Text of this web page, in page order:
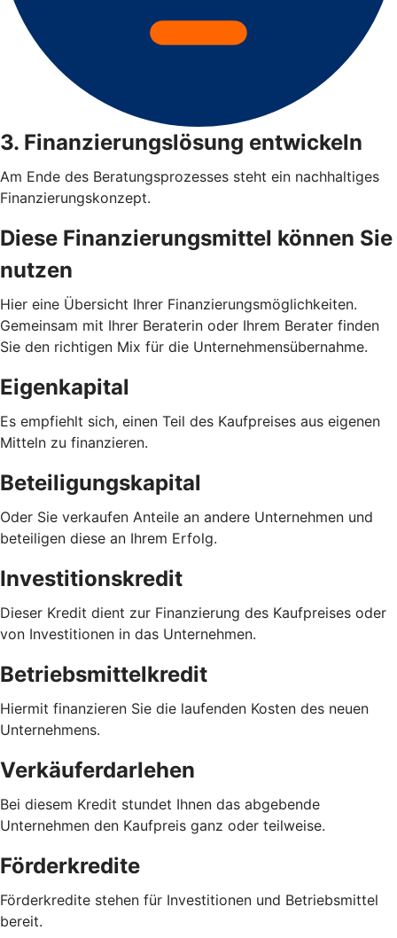
3. Finanzierungslösung entwickeln
Am Ende des Beratungsprozesses steht ein nachhaltiges
Finanzierungskonzept.
Diese Finanzierungsmittel können Sie
nutzen
Hier eine Übersicht Ihrer Finanzierungsmöglichkeiten.
Gemeinsam mit Ihrer Beraterin oder Ihrem Berater finden
Sie den richtigen Mix für die Unternehmensübernahme.
Eigenkapital
Es empfiehlt sich, einen Teil des Kaufpreises aus eigenen
Mitteln zu finanzieren.
Beteiligungskapital
Oder Sie verkaufen Anteile an andere Unternehmen und
beteiligen diese an Ihrem Erfolg.
Investitionskredit
Dieser Kredit dient zur Finanzierung des Kaufpreises oder
von Investitionen in das Unternehmen.
Betriebsmittelkredit
Hiermit finanzieren Sie die laufenden Kosten des neuen
Unternehmens.
Verkäuferdarlehen
Bei diesem Kredit stundet Ihnen das abgebende
Unternehmen den Kaufpreis ganz oder teilweise.
Förderkredite
Förderkredite stehen für Investitionen und Betriebsmittel
bereit.